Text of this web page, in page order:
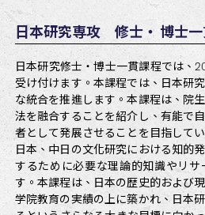
日本研究専攻 修士・ 博士一
日本研究修士・博士一貫課程では、
受け付けます。本課程では、日本研
な統合を推進します。本課程は、院
法を融合することを紹介し、有能で
者として発展させることを目指して
日本、中日の文化研究における知的
するために必要な理論的知識やリサ
す。本課程は、日本の歴史的および
学院教育の実績の上に築かれ、日本